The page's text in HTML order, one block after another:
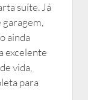
suíte. Já
ainda
excelente
vida,
para